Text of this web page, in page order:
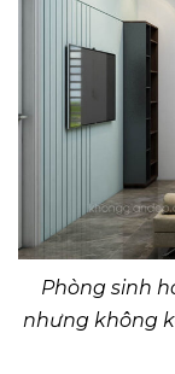
Phòng sinh
nhưng không